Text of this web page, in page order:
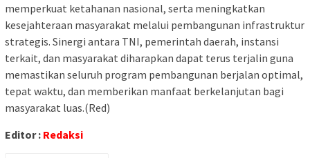
memperkuat ketahanan nasional, serta meningkatkan
kesejahteraan masyarakat melalui pembangunan infrastruktur
strategis. Sinergi antara TNI, pemerintah daerah, instansi
terkait, dan masyarakat diharapkan dapat terus terjalin guna
memastikan seluruh program pembangunan berjalan optimal,
tepat waktu, dan memberikan manfaat berkelanjutan bagi
masyarakat luas.(Red)
Editor : Redaksi